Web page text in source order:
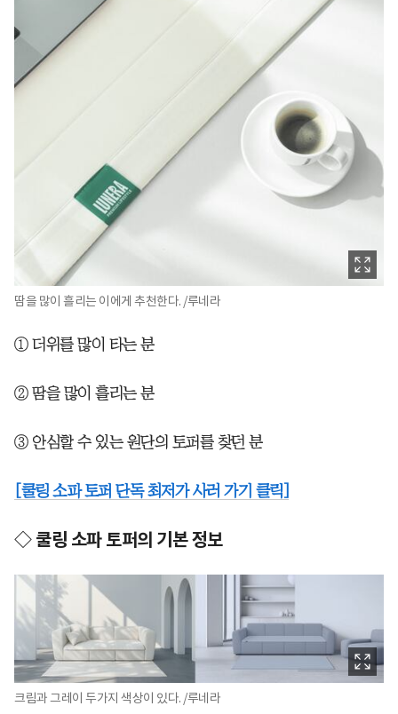
땀을 많이 흘리는 이에게 추천한다. /루네라
① 더위를 많이 타는 분
② 땀을 많이 흘리는 분
③ 안심할 수 있는 원단의 토퍼를 찾던 분
[쿨링 소파 토퍼 단독 최저가 사러 가기 클릭]
◇ 쿨링 소파 토퍼의 기본 정보
크림과 그레이 두가지 색상이 있다. /루네라